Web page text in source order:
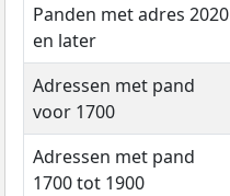
Panden met adres 2020
en later
Adressen met pand
voor 1700
Adressen met pand
1700 tot 1900